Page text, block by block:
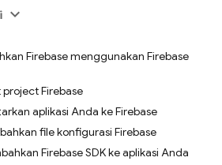
Firebase menggunakan Firebase
project Firebase
aplikasi Anda ke Firebase
file konfigurasi Firebase
Firebase SDK ke aplikasi Anda